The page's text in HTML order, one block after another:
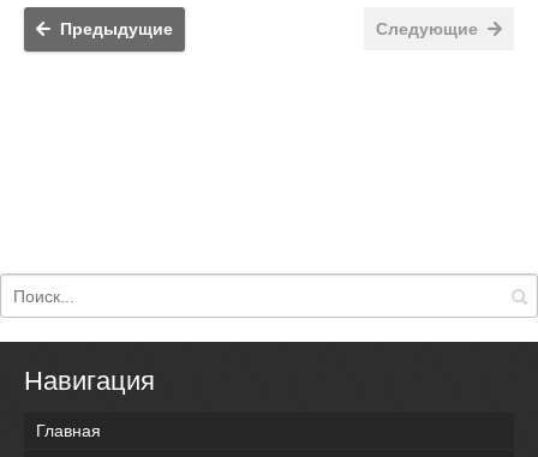
Предыдущие Следующие
Навигация
Главная